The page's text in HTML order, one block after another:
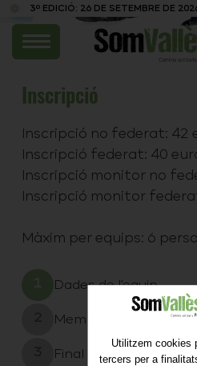
3º EDICIÓ: 26 DE SETEMBRE DE
Inscripció
Inscripció no federat: 42
Inscripció federat: 40
Inscripció monitor no
Inscripció monitor
Màxim per equips: 6
Dades de l'equip
Membres
Final
Utilitzem cookies
tercers per a